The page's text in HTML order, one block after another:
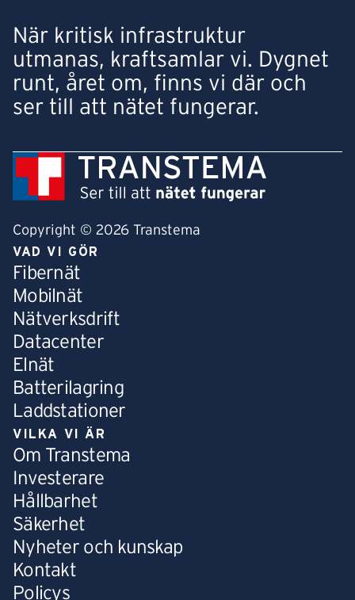
När kritisk infrastruktur
utmanas, kraftsamlar vi. Dygnet
runt, året om, finns vi där och
ser till att nätet fungerar.
Copyright © 2026 Transtema
VAD VI GÖR
Fibernät
Mobilnät
Nätverksdrift
Datacenter
Elnät
Batterilagring
Laddstationer
VILKA VI ÄR
Om Transtema
Investerare
Hållbarhet
Säkerhet
Nyheter och kunskap
Kontakt
Policys